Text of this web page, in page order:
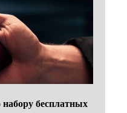
бесплатных